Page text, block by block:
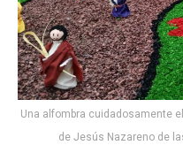
Una alfombra cuidadosamente
de Jesús Nazareno de